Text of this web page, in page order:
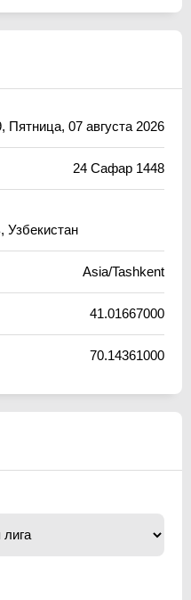
, Пятница, 07 августа 2026
24 Сафар 1448
Узбекистан
Asia/Tashkent
41.01667000
70.14361000